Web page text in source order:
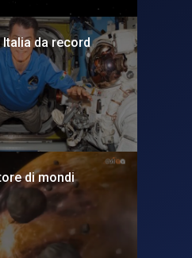
da record
di mondi